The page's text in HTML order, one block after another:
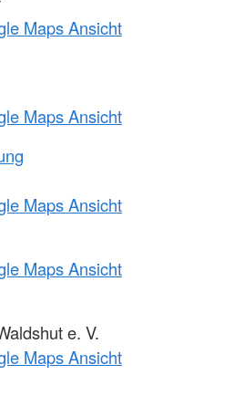
Maps Ansicht
Maps Ansicht
Maps Ansicht
Maps Ansicht
e. V.
Maps Ansicht